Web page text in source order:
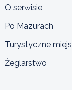
O serwisie
Po Mazurach
Turystyczne
Żeglarstwo